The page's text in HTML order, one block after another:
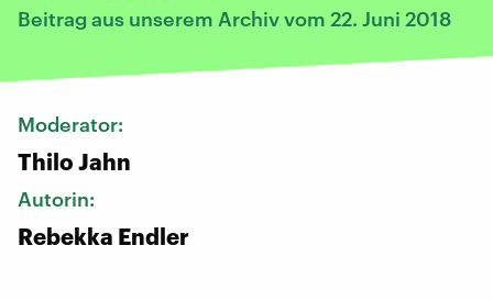
Beitrag aus unserem Archiv vom 22. Juni 2018
Moderator:
Thilo Jahn
Autorin:
Rebekka Endler